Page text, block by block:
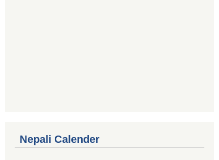
Nepali Calender